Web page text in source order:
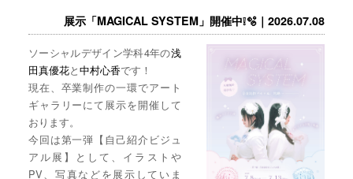
展示「MAGICAL SYSTEM」開催中❕🫧｜2026.07.08
ソーシャルデザイン学科4年の浅
田真優花と中村心香です！
現在、卒業制作の一環でアート
ギャラリーにて展示を開催して
おります。
今回は第一弾【自己紹介ビジュ
アル展】として、イラストや
PV、写真などを展示していま